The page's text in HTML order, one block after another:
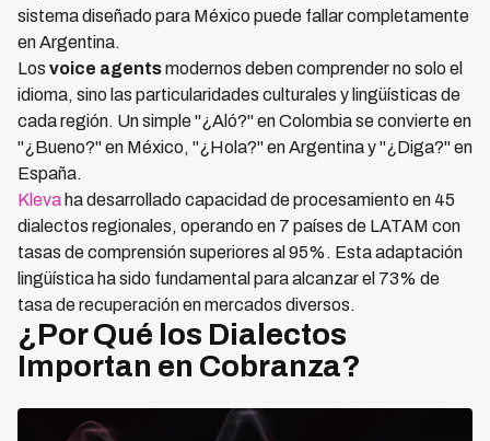
sistema diseñado para México puede fallar completamente
en Argentina.
Los voice agentsmodernos deben comprender no solo el
idioma, sino las particularidades culturales y lingüísticas de
cada región. Un simple "¿Aló?" en Colombia se convierte en
"¿Bueno?" en México, "¿Hola?" en Argentina y "¿Diga?" en
España.
Kleva ha desarrollado capacidad de procesamiento en 45
dialectos regionales, operando en 7 países de LATAM con
tasas de comprensión superiores al 95%. Esta adaptación
lingüística ha sido fundamental para alcanzar el 73% de
tasa de recuperación en mercados diversos.
¿Por Qué los Dialectos
Importan en Cobranza?